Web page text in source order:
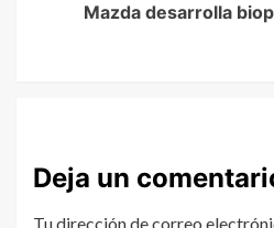
Mazda desarrolla
Deja un
Tu dirección de correo